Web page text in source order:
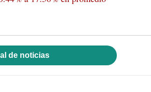
de noticias